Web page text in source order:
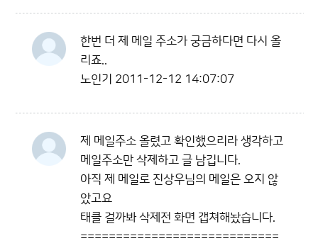
한번 더 제 메일 주소가 궁금하다면 다시 올
리죠..
노인기 2011-12-12 14:07:07
제 메일주소 올렸고 확인했으리라 생각하고
메일주소만 삭제하고 글 남깁니다.
아직 제 메일로 진상우님의 메일은 오지 않
았고요
태클 걸까봐 삭제전 화면 갭쳐해놨습니다.
============================